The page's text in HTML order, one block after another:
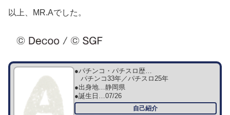
以上、MR.Aでした。
●パチンコ・パチスロ歴…
パチンコ33年／パチスロ25年
●出身地…静岡県
●誕生日…07/26